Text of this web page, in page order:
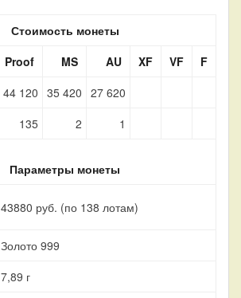
Стоимость монеты
Proof MS AU XF VF
F
44 120 35 420 27 620
135 2 1
Параметры монеты
43880 руб. (по 138 лотам)
Золото 999
7,89 г